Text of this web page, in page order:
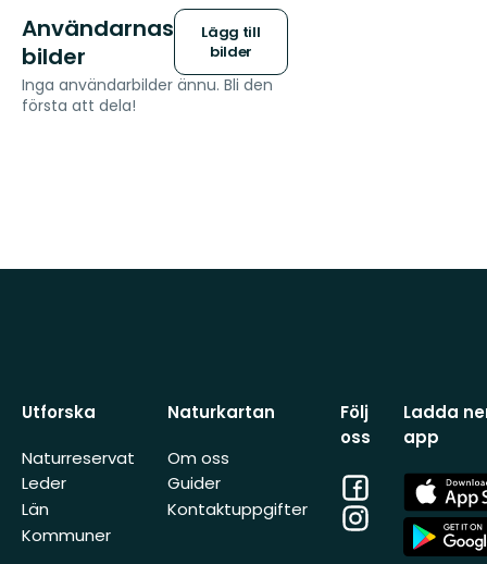
Användarnas
bilder
Lägg till
bilder
Inga användarbilder ännu. Bli den
första att dela!
Utforska
Naturreservat
Leder
Län
Kommuner
Naturkartan
Om oss
Guider
Kontaktuppgifter
Följ
oss
Facebook
Instagram
Ladda
app
App
Store
App
Store